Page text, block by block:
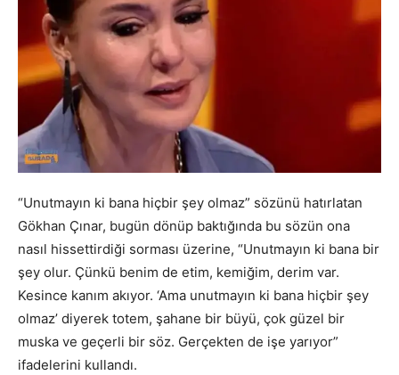
“Unutmayın ki bana hiçbir şey olmaz” sözünü hatırlatan
Gökhan Çınar, bugün dönüp baktığında bu sözün ona
nasıl hissettirdiği sorması üzerine, “Unutmayın ki bana bir
şey olur. Çünkü benim de etim, kemiğim, derim var.
Kesince kanım akıyor. ‘Ama unutmayın ki bana hiçbir şey
olmaz’ diyerek totem, şahane bir büyü, çok güzel bir
muska ve geçerli bir söz. Gerçekten de işe yarıyor”
ifadelerini kullandı.